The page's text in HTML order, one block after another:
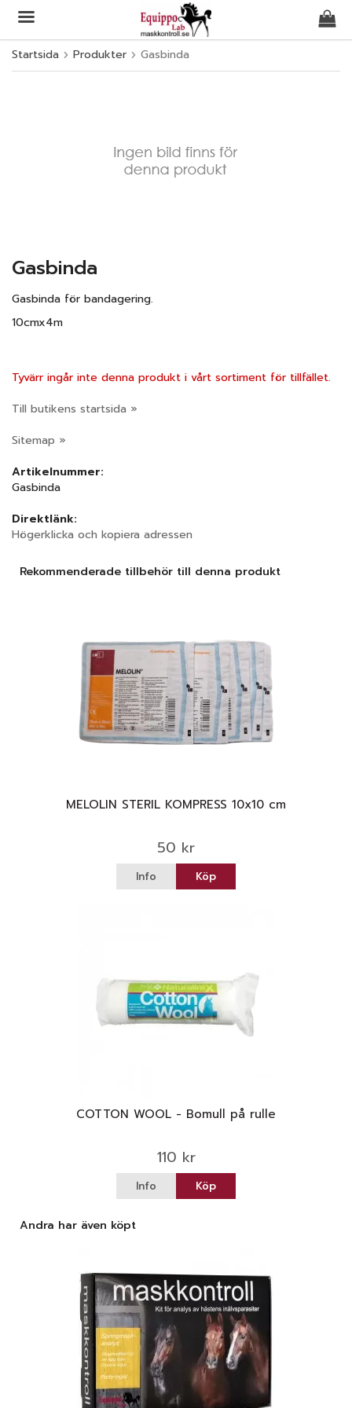
Produkten har blivit tillagd i varukorgen
Startsida Produkter Gasbinda
Gasbinda
Gasbinda för bandagering.
10cmx4m
Tyvärr ingår inte denna produkt i vårt sortiment för tillfället.
Till butikens startsida »
Sitemap »
Artikelnummer:
Gasbinda
Direktlänk:
Högerklicka och kopiera adressen
Rekommenderade tillbehör till denna produkt
MELOLIN STERIL KOMPRESS 10x10 cm
50 kr
Info Köp
COTTON WOOL - Bomull på rulle
110 kr
Info Köp
Andra har även köpt